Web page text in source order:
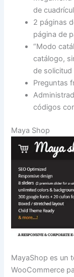
de
2 páginas
página de
“Modo
catálogo,
de solicitud
Preguntas
códigos
Maya Shop
MayaShop es un
WooCommerce